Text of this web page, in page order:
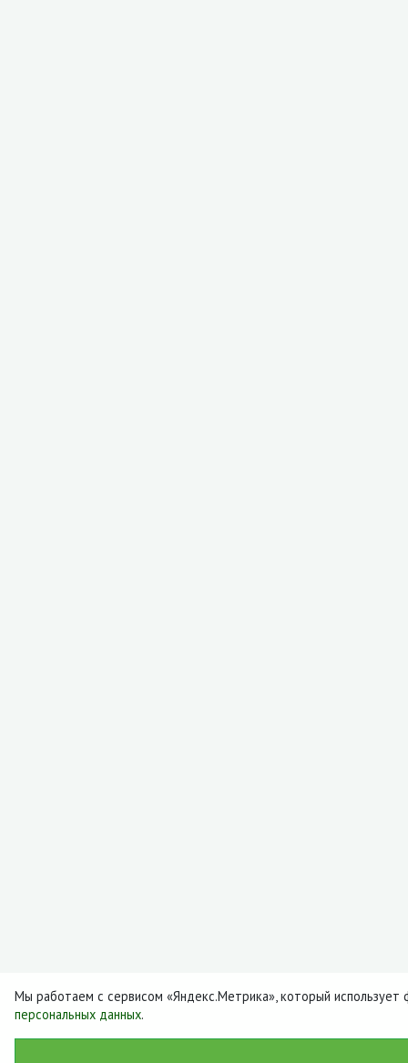
Мы работаем с сервисом «Яндекс.Метрика», который использует
персональных данных.